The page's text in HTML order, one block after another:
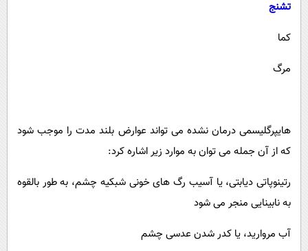
تشنج
کما
مرگ
هایپرگلیسمی درمان نشده می تواند عوارض بلند مدت را موجب شود
که از آن جمله می توان به موارد زیر اشاره کرد:
رتینوپاتی دیابتی، یا آسیب رگ های خونی شبکیه چشم، به طور بالقوه
به نابینایی منجر می شود
آب مروارید، یا کدر شدن عدسی چشم